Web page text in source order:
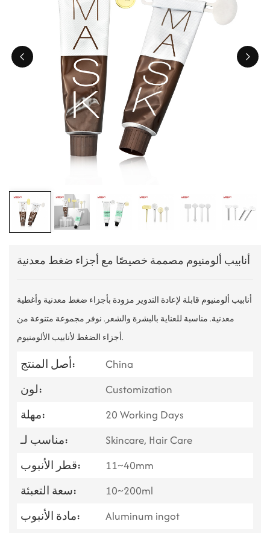
Tiếng việt
中文
أنابيب ألومنيوم مصممة خصيصًا مع أجزاء ضغط معدنية
أنابيب ألومنيوم قابلة لإعادة التدوير مزودة بأجزاء ضغط معدنية وأغطية
معدنية. مناسبة للعناية بالبشرة والشعر. نوفر مجموعة متنوعة من
أجزاء الضغط لأنابيب الألومنيوم.
أصل المنتج:
China
لون:
Customization
مهلة:
20 Working Days
مناسب لـ:
Skincare, Hair Care
قطر الأنبوب:
11~40mm
سعة التعبئة:
10~200ml
مادة الأنبوب:
Aluminum ingot